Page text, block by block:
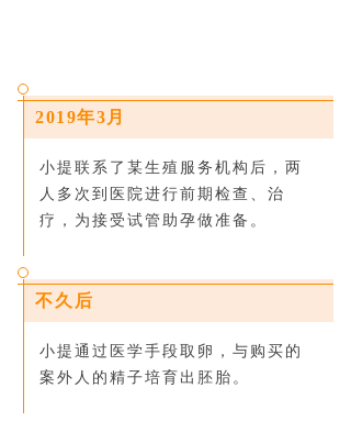
2019年3月
小提联系了某生殖服务机构后，两
人多次到医院进行前期检查、治
疗，为接受试管助孕做准备。
不久后
小提通过医学手段取卵，与购买的
案外人的精子培育出胚胎。